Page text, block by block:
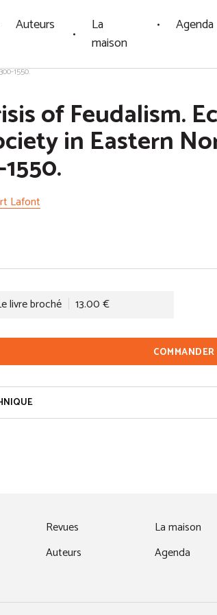
Auteurs
La
maison
Agenda
1550.
of Feudalism.
in Eastern
Lafont
livre broché 13.00 €
COMMANDER
Revues
Auteurs
La maison
Agenda